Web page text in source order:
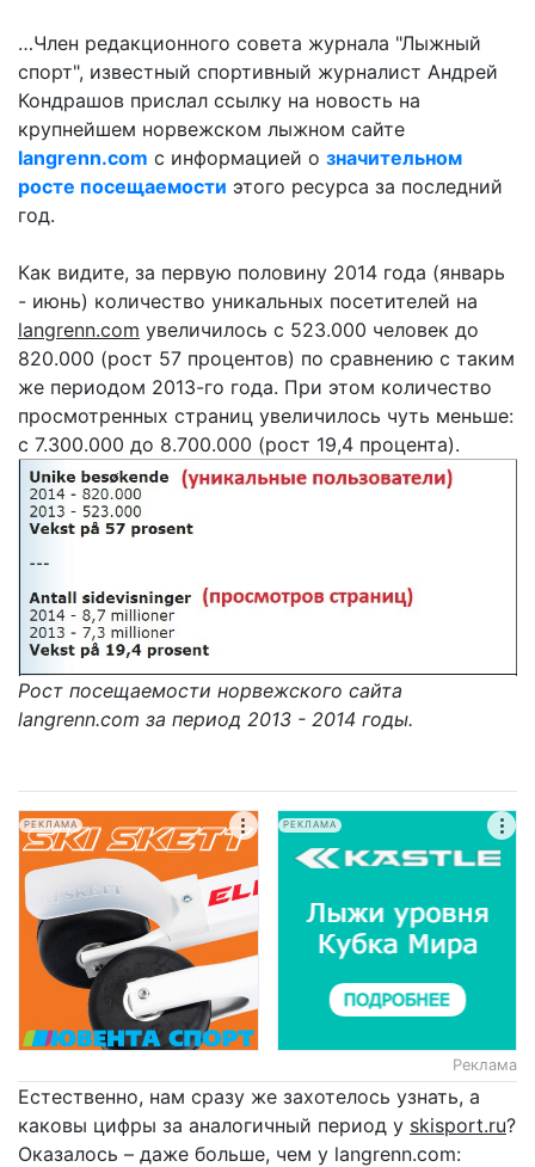
…Член редакционного совета журнала "Лыжный
спорт", известный спортивный журналист Андрей
Кондрашов прислал ссылку на новость на
крупнейшем норвежском лыжном сайте
langrenn.com с информацией о значительном
росте посещаемости этого ресурса за последний
год.
Как видите, за первую половину 2014 года (январь
- июнь) количество уникальных посетителей на
langrenn.com увеличилось с 523.000 человек до
820.000 (рост 57 процентов) по сравнению с таким
же периодом 2013-го года. При этом количество
просмотренных страниц увеличилось чуть меньше:
с 7.300.000 до 8.700.000 (рост 19,4 процента).
Рост посещаемости норвежского сайта
langrenn.com за период 2013 - 2014 годы.
РЕКЛАМА РЕКЛАМА
Реклама
Естественно, нам сразу же захотелось узнать, а
каковы цифры за аналогичный период у skisport.ru?
Оказалось – даже больше, чем у langrenn.com: